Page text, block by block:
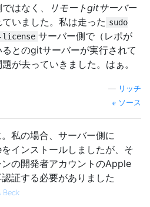
はなく、
リモートgitサーバー
いました。私は走った sudo
license サーバー側で（レポが
とのgitサーバーが実行されて
が去っていきました。はぁ。
リッチ
ソース
私の場合、サーバー側に
インストールしましたが、そ
の開発者アカウントのApple
証する必要がありました
Beck